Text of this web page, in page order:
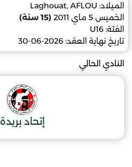
الميلاد: Laghouat, AFLOU
الخميس 5 ماي 2011
(15 سنة)
الفئة: U16
تاريخ نهاية العقد: 2026-06-30
النادي الحالي
إتحاد بريدة